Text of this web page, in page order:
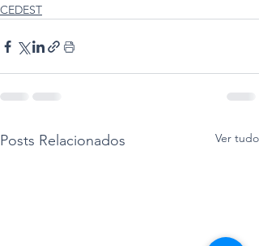
CEDEST
Posts Relacionados Ver tudo